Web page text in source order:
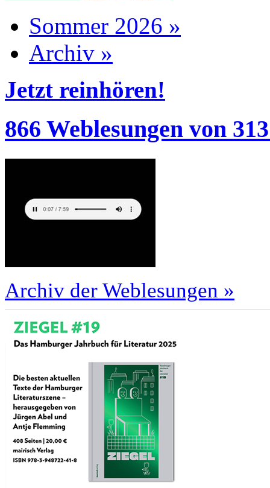
Sommer 2026 »
Archiv »
Jetzt reinhören!
866 Weblesungen von
Archiv der Weblesungen »